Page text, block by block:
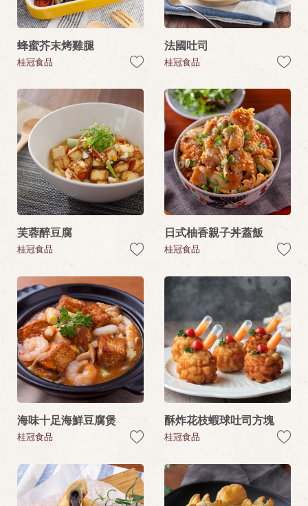
蜂蜜芥末烤雞腿
桂冠食品
法國吐司
桂冠食品
芙蓉醉豆腐
桂冠食品
日式柚香親子丼蓋飯
桂冠食品
海味十足海鮮豆腐煲
桂冠食品
酥炸花枝蝦球吐司方塊
桂冠食品